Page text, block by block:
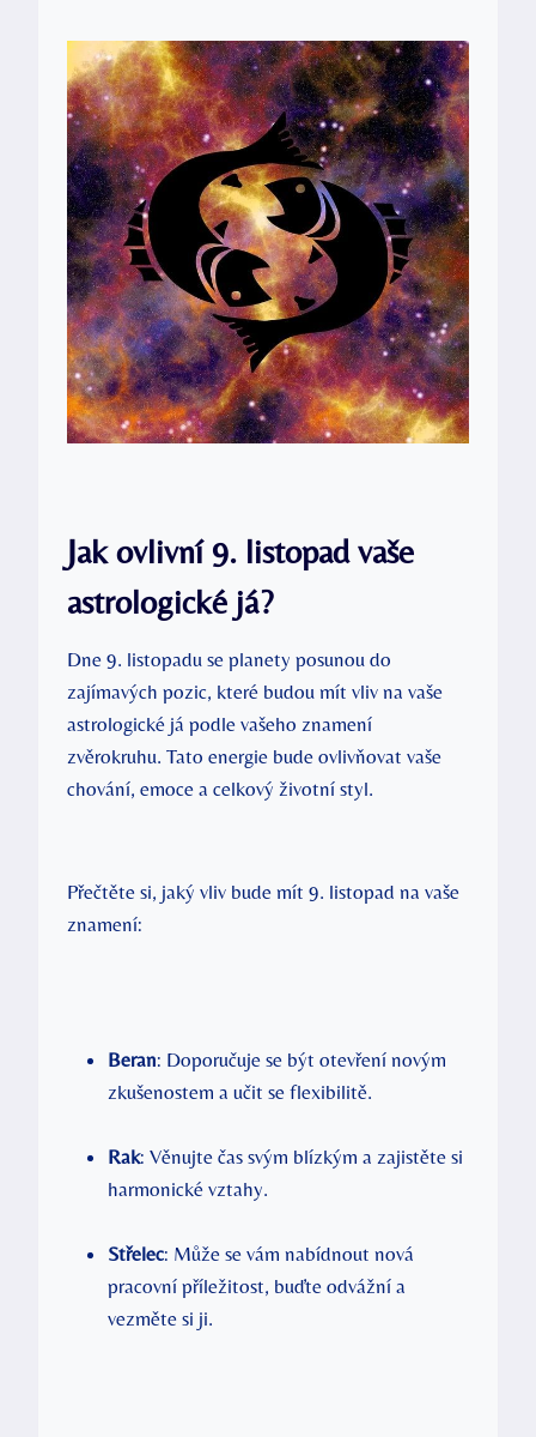
Jak ovlivní 9. listopad vaše
astrologické já?
Dne 9. listopadu se planety posunou do
zajímavých pozic, které budou mít vliv na vaše
astrologické já podle vašeho znamení
zvěrokruhu. Tato energie bude ovlivňovat vaše
chování, emoce a celkový životní styl.
Přečtěte si, jaký vliv bude mít 9. listopad na vaše
znamení:
Beran: Doporučuje se být otevření novým
zkušenostem a učit se flexibilitě.
Rak: Věnujte čas svým blízkým a zajistěte si
harmonické vztahy.
Střelec: Může se vám nabídnout nová
pracovní příležitost, buďte odvážní a
vezměte si ji.